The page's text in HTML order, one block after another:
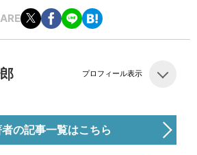
プロフィール表示
の記事一覧はこちら